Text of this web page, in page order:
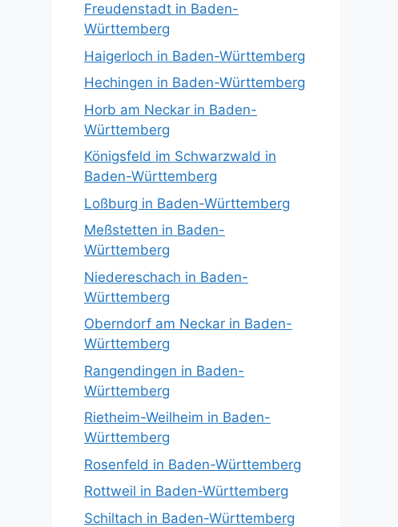
Freudenstadt in Baden-
Württemberg
Haigerloch in Baden-Württemberg
Hechingen in Baden-Württemberg
Horb am Neckar in Baden-
Württemberg
Königsfeld im Schwarzwald in
Baden-Württemberg
Loßburg in Baden-Württemberg
Meßstetten in Baden-
Württemberg
Niedereschach in Baden-
Württemberg
Oberndorf am Neckar in Baden-
Württemberg
Rangendingen in Baden-
Württemberg
Rietheim-Weilheim in Baden-
Württemberg
Rosenfeld in Baden-Württemberg
Rottweil in Baden-Württemberg
Schiltach in Baden-Württemberg